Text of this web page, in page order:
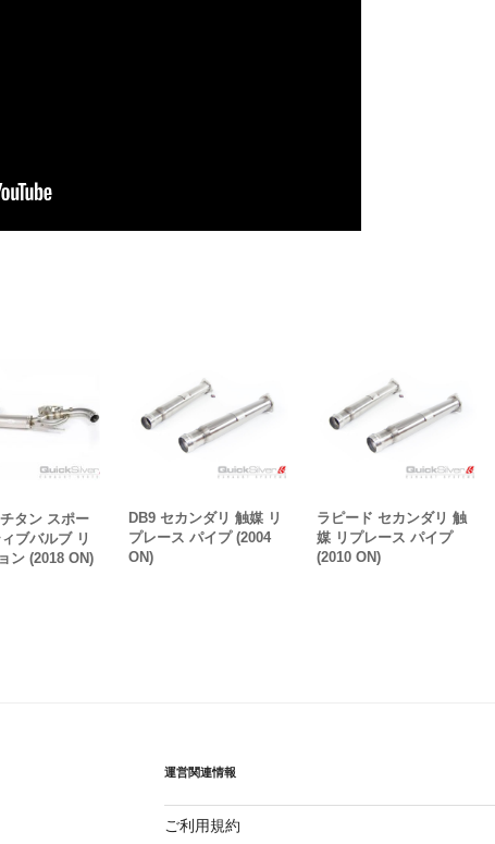
タン スポー
ブバルブ リ
ン (2018 ON)
DB9 セカンダリ 触媒 リ
プレース パイプ (2004
ON)
ラピード セカンダリ 触
媒 リプレース パイプ
(2010 ON)
運営関連情報
ご利用規約